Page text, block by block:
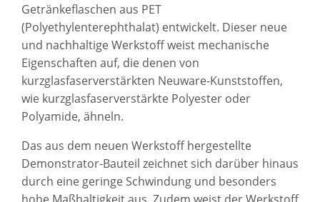
Getränkeflaschen aus PET
(Polyethylenterephthalat) entwickelt. Dieser neue
und nachhaltige Werkstoff weist mechanische
Eigenschaften auf, die denen von
kurzglasfaserverstärkten Neuware-Kunststoffen,
wie kurzglasfaserverstärkte Polyester oder
Polyamide, ähneln.
Das aus dem neuen Werkstoff hergestellte
Demonstrator-Bauteil zeichnet sich darüber hinaus
durch eine geringe Schwindung und besonders